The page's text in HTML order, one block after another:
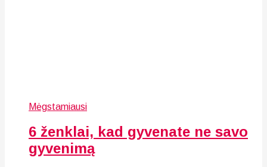
Mėgstamiausi
6 ženklai, kad gyvenate ne savo
gyvenimą